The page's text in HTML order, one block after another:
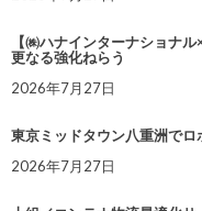
【㈱ハナインターナショナ
更なる強化ねらう
2026年7月27日
東京ミッドタウン八重洲で
2026年7月27日